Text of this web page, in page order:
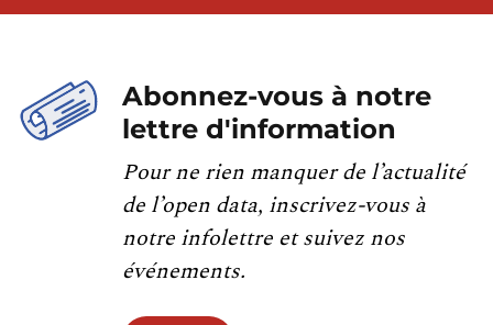
Abonnez-vous à notre
lettre d'information
Pour ne rien manquer de l’actualité
de l’open data, inscrivez-vous à
notre infolettre et suivez nos
événements.